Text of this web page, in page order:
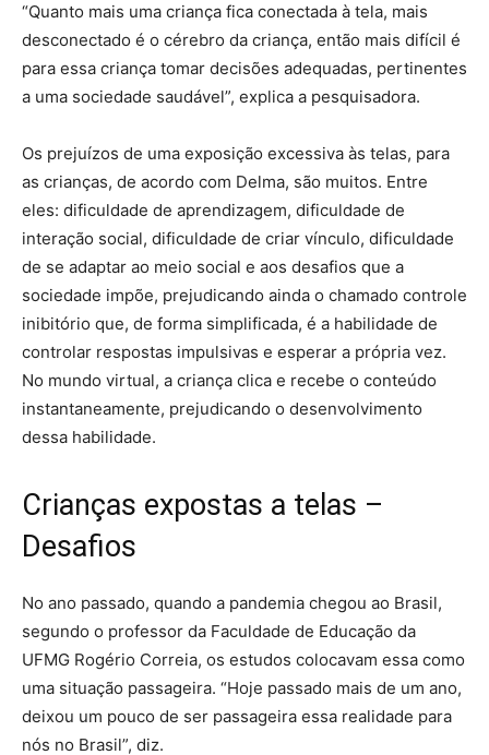
“Quanto mais uma criança fica conectada à tela, mais
desconectado é o cérebro da criança, então mais difícil é
para essa criança tomar decisões adequadas, pertinentes
a uma sociedade saudável”, explica a pesquisadora.
Os prejuízos de uma exposição excessiva às telas, para
as crianças, de acordo com Delma, são muitos. Entre
eles: dificuldade de aprendizagem, dificuldade de
interação social, dificuldade de criar vínculo, dificuldade
de se adaptar ao meio social e aos desafios que a
sociedade impõe, prejudicando ainda o chamado controle
inibitório que, de forma simplificada, é a habilidade de
controlar respostas impulsivas e esperar a própria vez.
No mundo virtual, a criança clica e recebe o conteúdo
instantaneamente, prejudicando o desenvolvimento
dessa habilidade.
Crianças expostas a telas –
Desafios
No ano passado, quando a pandemia chegou ao Brasil,
segundo o professor da Faculdade de Educação da
UFMG Rogério Correia, os estudos colocavam essa como
uma situação passageira. “Hoje passado mais de um ano,
deixou um pouco de ser passageira essa realidade para
nós no Brasil”, diz.